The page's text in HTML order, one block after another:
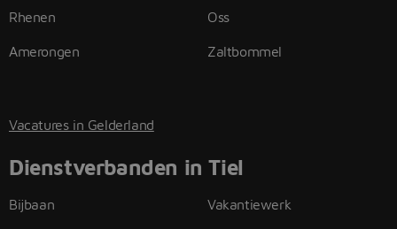
Rhenen
Amerongen
Oss
Zaltbommel
Vacatures in Gelderland
Dienstverbanden in Tiel
Bijbaan Vakantiewerk